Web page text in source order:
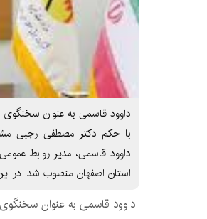
داوود قاسمی به عنوان
با حکم دکتر مصطفی رجبی
داوود قاسمی، مدیر روابط
استان اصفهان منصوب شد. در
داوود قاسمی به عنوان